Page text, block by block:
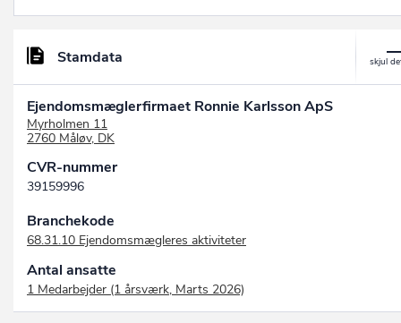
Stamdata
Ejendomsmæglerfirmaet Ronnie Karlsson ApS
Myrholmen 11
2760 Måløv, DK
CVR-nummer
39159996
Branchekode
68.31.10 Ejendomsmægleres aktiviteter
Antal ansatte
1 Medarbejder (1 årsværk, Marts 2026)